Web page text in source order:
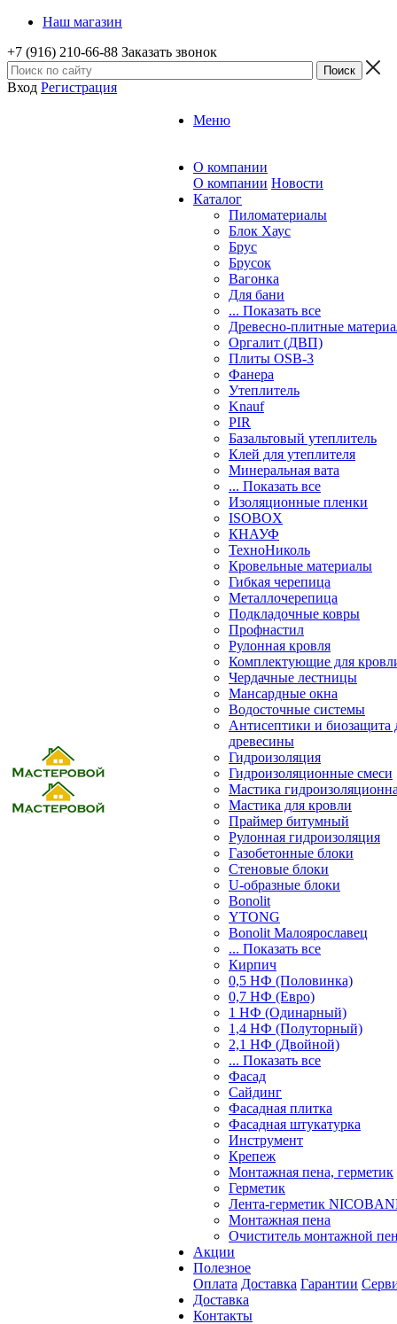
Наш магазин
+7 (916) 210-66-88 Заказать звонок
Вход Регистрация
Меню
О компании
О компании Новости
Каталог
Пиломатериалы
Блок Хаус
Брус
Брусок
Вагонка
Для бани
... Показать все
Древесно-плитные
Оргалит (ДВП)
Плиты OSB-3
Фанера
Утеплитель
Knauf
PIR
Базальтовый утеплитель
Клей для утеплителя
Минеральная вата
... Показать все
Изоляционные пленки
ISOBOX
КНАУФ
ТехноНиколь
Кровельные материалы
Гибкая черепица
Металлочерепица
Подкладочные ковры
Профнастил
Рулонная кровля
Комплектующие для
Чердачные лестницы
Мансардные окна
Водосточные системы
Антисептики и биозащита
древесины
Гидроизоляция
Гидроизоляционные смеси
Мастика
Мастика для кровли
Праймер битумный
Рулонная гидроизоляция
Газобетонные блоки
Стеновые блоки
U-образные блоки
Bonolit
YTONG
Bonolit Малоярославец
... Показать все
Кирпич
0,5 НФ (Половинка)
0,7 НФ (Евро)
1 НФ (Одинарный)
1,4 НФ (Полуторный)
2,1 НФ (Двойной)
... Показать все
Фасад
Сайдинг
Фасадная плитка
Фасадная штукатурка
Инструмент
Крепеж
Монтажная пена, герметик
Герметик
Лента-герметик
Монтажная пена
Очиститель монтажной
Акции
Полезное
Оплата Доставка Гарантии
Доставка
Контакты